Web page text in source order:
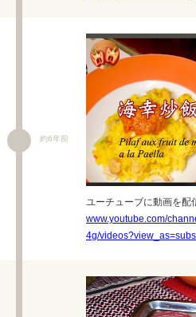
約6年前
ユーチューブに動画を配
www.youtube.com/
4g/